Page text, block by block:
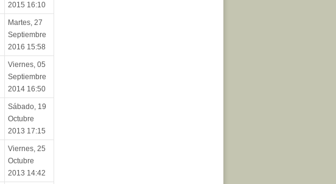
2015 16:10
Martes, 27
Septiembre
2016 15:58
Viernes, 05
Septiembre
2014 16:50
Sábado, 19
Octubre
2013 17:15
Viernes, 25
Octubre
2013 14:42